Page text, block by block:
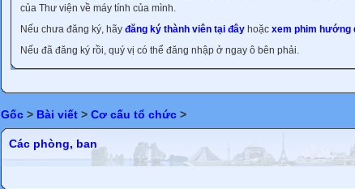
của Thư viện về máy tính của mình.
Nếu chưa đăng ký, hãy đăng ký thành viên tại đây hoặc xem phim hướng
Nếu đã đăng ký rồi, quý vị có thể đăng nhập ở ngay ô bên phải.
Gốc > Bài viết > Cơ cấu tổ chức >
Các phòng, ban